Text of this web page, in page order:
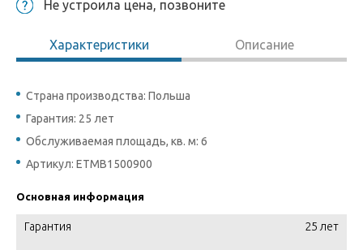
Не устроила цена, позвоните
Характеристики Описание
Страна производства: Польша
Гарантия: 25 лет
Обслуживаемая площадь, кв. м: 6
Артикул: ETMB1500900
Основная информация
Гарантия 25 лет